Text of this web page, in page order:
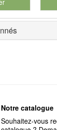
901186
Notre catalogue
Souhaitez-vous